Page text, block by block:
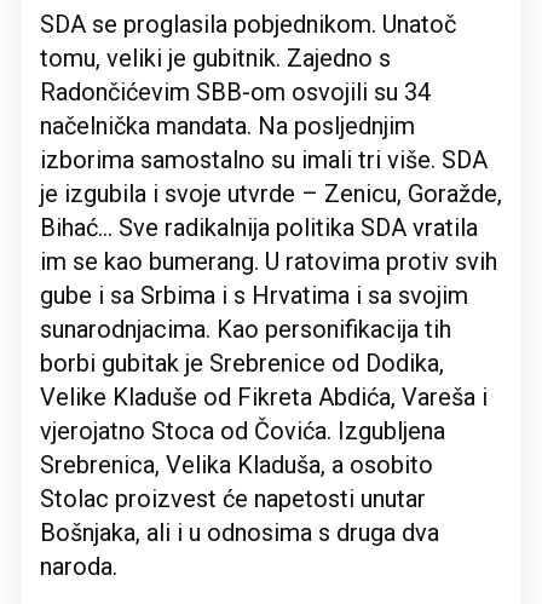
SDA se proglasila pobjednikom. Unatoč
tomu, veliki je gubitnik. Zajedno s
Radončićevim SBB-om osvojili su 34
načelnička mandata. Na posljednjim
izborima samostalno su imali tri više. SDA
je izgubila i svoje utvrde – Zenicu, Goražde,
Bihać... Sve radikalnija politika SDA vratila
im se kao bumerang. U ratovima protiv svih
gube i sa Srbima i s Hrvatima i sa svojim
sunarodnjacima. Kao personifikacija tih
borbi gubitak je Srebrenice od Dodika,
Velike Kladuše od Fikreta Abdića, Vareša i
vjerojatno Stoca od Čovića. Izgubljena
Srebrenica, Velika Kladuša, a osobito
Stolac proizvest će napetosti unutar
Bošnjaka, ali i u odnosima s druga dva
naroda.